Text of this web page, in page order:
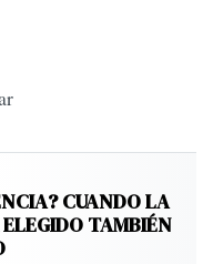
CUANDO LA
TAMBIÉN